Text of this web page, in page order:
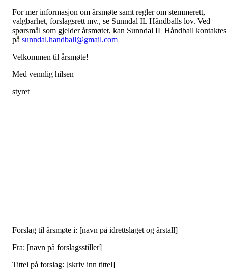
For mer informasjon om årsmøte samt regler om stemmerett,
valgbarhet, forslagsrett mv., se Sunndal IL Håndballs lov. Ved
spørsmål som gjelder årsmøtet, kan Sunndal IL Håndball kontaktes
på sunndal.handball@gmail.com
Velkommen til årsmøte!
Med vennlig hilsen
styret
Forslag til årsmøte i: [navn på idrettslaget og årstall]
Fra: [navn på forslagsstiller]
Tittel på forslag: [skriv inn tittel]